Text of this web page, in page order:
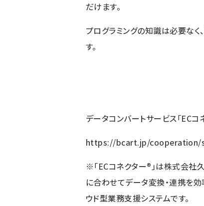
だけます。
プログラミングの知識は必要な
す。
データコンバートサービス「ECコ
https://bcart.jp/cooperation/
※「ECコネクター®」は株式会社
に合わせてデータ変換・連携を
ウド型業務支援システムです。